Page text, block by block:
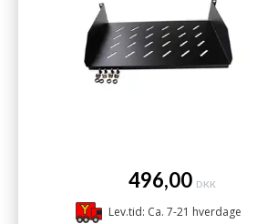
496,00 DKK
Lev.tid: Ca. 7-21 hverdage